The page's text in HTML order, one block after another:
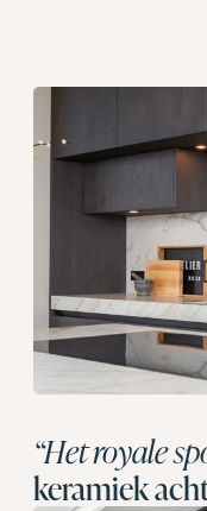
“Het royale
keramiek